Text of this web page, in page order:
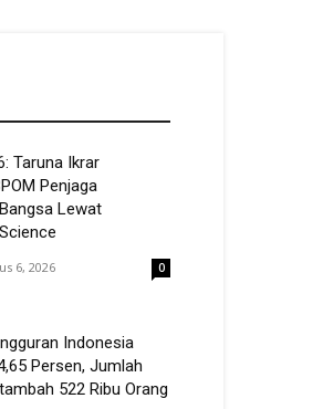
Taruna Ikrar
Penjaga
Lewat
6, 2026 0
Indonesia
Persen, Jumlah
522 Ribu Orang